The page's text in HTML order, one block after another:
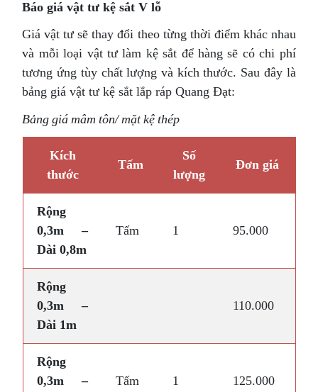
Báo giá vật tư kệ sắt V lỗ
Giá vật tư sẽ thay đổi theo từng thời điểm khác nhau
và mỗi loại vật tư làm kệ sắt để hàng sẽ có chi phí
tương ứng tùy chất lượng và kích thước. Sau đây là
bảng giá vật tư kệ sắt lắp ráp Quang Đạt:
Bảng giá mâm tôn/ mặt kệ thép
Kích
thước
Tấm
Số
lượng
Đơn giá
Rộng
0,3m –
Dài 0,8m
Tấm 1 95.000
Rộng
0,3m –
Dài 1m
110.000
Rộng
0,3m –
Tấm 1 125.000